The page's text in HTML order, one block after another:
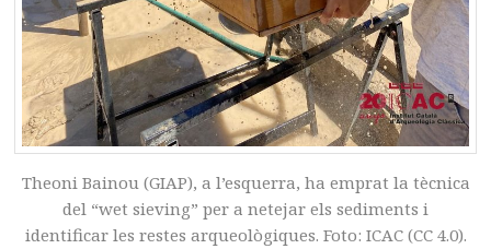
Theoni Bainou (GIAP), a l’esquerra, ha emprat la tècnica
del “wet sieving” per a netejar els sediments i
identificar les restes arqueològiques. Foto: ICAC (CC 4.0).